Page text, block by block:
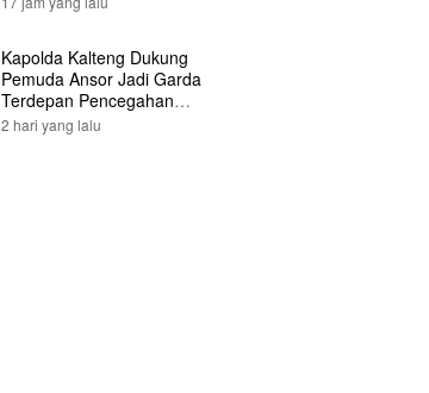
Kapolda Kalteng Dukung
Pemuda Ansor Jadi Garda
Terdepan Pencegahan
Karhutla
2 hari yang lalu